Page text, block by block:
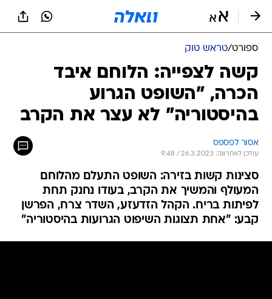
ספורט/טראש טוק
קשה לצפייה: הלוחם איבד
הכרה, "השופט הגרוע
בהיסטוריה" לא עצר את הקרב
אסור לפספס
עודכן לאחרונה: 26.3.2023 / 9:48
סצינות קשות בזירה: השופט התעלם מהלוחם
המעולף והמשיך את הקרב, בעודו נחנק תחת
לפיתות בריח. הקהל הזדעזע, השדר צרח, הפרשן
קבע: "אחת תצוגות השיפוט הגרועות בהיסטוריה"